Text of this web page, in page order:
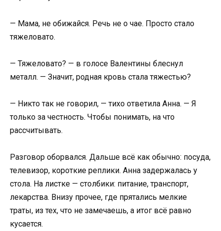
— Мама, не обижайся. Речь не о чае. Просто стало
тяжеловато.
— Тяжеловато? — в голосе Валентины блеснул
металл. — Значит, родная кровь стала тяжестью?
— Никто так не говорил, — тихо ответила Анна. — Я
только за честность. Чтобы понимать, на что
рассчитывать.
Разговор оборвался. Дальше всё как обычно: посуда,
телевизор, короткие реплики. Анна задержалась у
стола. На листке — столбики: питание, транспорт,
лекарства. Внизу прочее, где прятались мелкие
траты, из тех, что не замечаешь, а итог всё равно
кусается.